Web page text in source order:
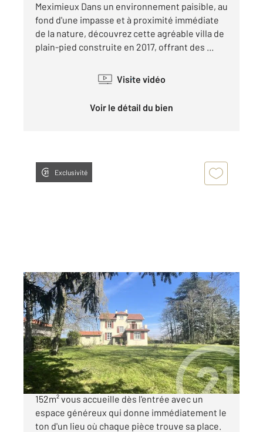
Meximieux Dans un environnement paisible, au
fond d'une impasse et à proximité immédiate
de la nature, découvrez cette agréable villa de
plain-pied construite en 2017, offrant des ...
Visite vidéo
Voir le détail du bien
Exclusivité
FARAMANS 01
152 m 2, 8 pièces
Ref : 5765
Maison à vendre
400 000 €
Nichée au cœur de Faramans, cette maison de
152m² vous accueille dès l'entrée avec un
espace généreux qui donne immédiatement le
ton d'un lieu où chaque pièce trouve sa place.